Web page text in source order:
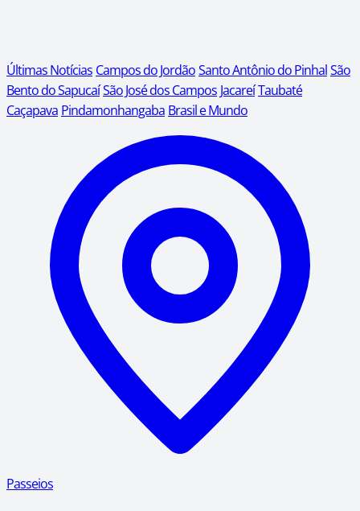
Últimas Notícias Campos do JordãoSanto Antônio do PinhalSão
Bento do SapucaíSão José dos Campos JacareíTaubaté
Caçapava Pindamonhangaba Brasil e Mundo
Passeios